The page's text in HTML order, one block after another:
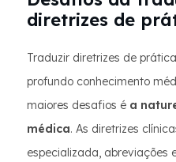
diretrizes de
Traduzir diretrizes de
profundo conhecimento
maiores desafios é a
médica. As diretrizes
especializada, abreviações